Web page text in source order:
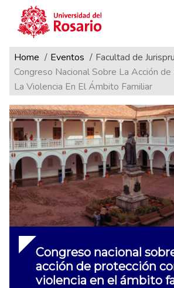
Pasar al contenido principal
Ruta de navegación
Home Eventos
Facultad de
Congreso Nacional Sobre La Acción
La Violencia En El Ámbito Familiar
Congreso nacional
acción de protección
violencia en el ámbito